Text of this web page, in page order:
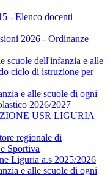
- Elenco docenti
2026 - Ordinanze
scuole dell'infanzia e alle
ciclo di istruzione per
e alle scuole di ogni
2026/2027
USR LIGURIA
regionale di
Sportiva
Liguria a.s 2025/2026
e alle scuole di ogni